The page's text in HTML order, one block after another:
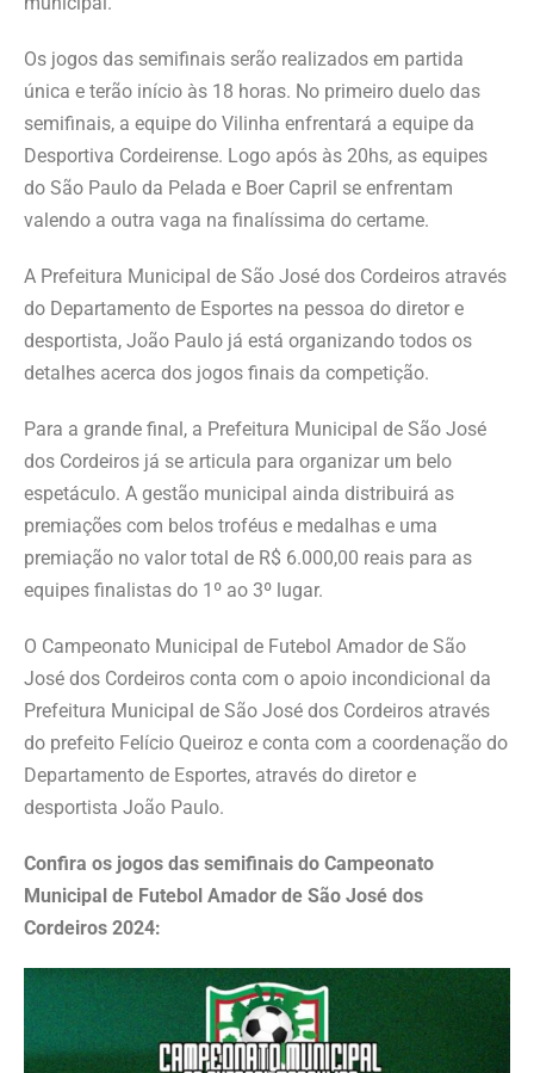
Os jogos das semifinais serão realizados em partida
única e terão início às 18 horas. No primeiro duelo das
semifinais, a equipe do Vilinha enfrentará a equipe da
Desportiva Cordeirense. Logo após às 20hs, as equipes
do São Paulo da Pelada e Boer Capril se enfrentam
valendo a outra vaga na finalíssima do certame.
A Prefeitura Municipal de São José dos Cordeiros através
do Departamento de Esportes na pessoa do diretor e
desportista, João Paulo já está organizando todos os
detalhes acerca dos jogos finais da competição.
Para a grande final, a Prefeitura Municipal de São José
dos Cordeiros já se articula para organizar um belo
espetáculo. A gestão municipal ainda distribuirá as
premiações com belos troféus e medalhas e uma
premiação no valor total de R$ 6.000,00 reais para as
equipes finalistas do 1º ao 3º lugar.
O Campeonato Municipal de Futebol Amador de São
José dos Cordeiros conta com o apoio incondicional da
Prefeitura Municipal de São José dos Cordeiros através
do prefeito Felício Queiroz e conta com a coordenação do
Departamento de Esportes, através do diretor e
desportista João Paulo.
Confira os jogos das semifinais do Campeonato
Municipal de Futebol Amador de São José dos
Cordeiros 2024: